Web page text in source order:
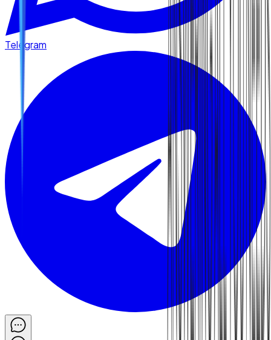
Telegram